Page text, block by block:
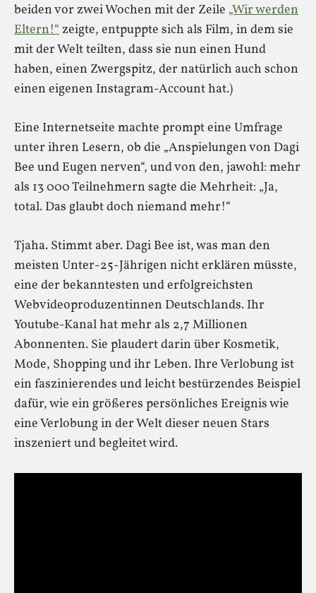
beiden vor zwei Wochen mit der Zeile „Wir werden
Eltern!“ zeigte, entpuppte sich als Film, in dem sie
mit der Welt teilten, dass sie nun einen Hund
haben, einen Zwergspitz, der natürlich auch schon
einen eigenen Instagram-Account hat.)
Eine Internetseite machte prompt eine Umfrage
unter ihren Lesern, ob die „Anspielungen von Dagi
Bee und Eugen nerven“, und von den, jawohl: mehr
als 13 000 Teilnehmern sagte die Mehrheit: „Ja,
total. Das glaubt doch niemand mehr!“
Tjaha. Stimmt aber. Dagi Bee ist, was man den
meisten Unter-25-Jährigen nicht erklären müsste,
eine der bekanntesten und erfolgreichsten
Webvideoproduzentinnen Deutschlands. Ihr
Youtube-Kanal hat mehr als 2,7 Millionen
Abonnenten. Sie plaudert darin über Kosmetik,
Mode, Shopping und ihr Leben. Ihre Verlobung ist
ein faszinierendes und leicht bestürzendes Beispiel
dafür, wie ein größeres persönliches Ereignis wie
eine Verlobung in der Welt dieser neuen Stars
inszeniert und begleitet wird.